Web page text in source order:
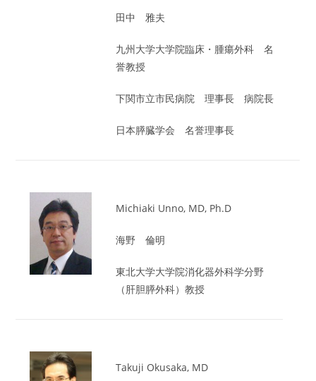
田中 雅夫
九州大学大学院臨床・腫瘍外科 名
誉教授
下関市立市民病院 理事長 病院長
日本膵臓学会 名誉理事長
Michiaki Unno, MD, Ph.D
海野 倫明
東北大学大学院消化器外科学分野
（肝胆膵外科）教授
Takuji Okusaka, MD